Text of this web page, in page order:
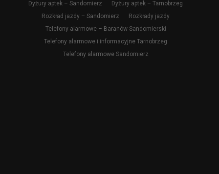
Dyżury aptek – Sandomierz
Dyżury aptek – Tarnobrzeg
Rozkład jazdy – Sandomierz
Rozkłady jazdy
Telefony alarmowe – Baranów Sandomierski
Telefony alarmowe i informacyjne Tarnobrzeg
Telefony alarmowe Sandomierz